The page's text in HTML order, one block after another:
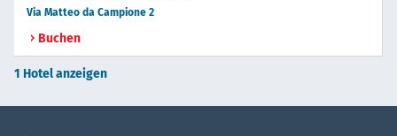
Via Matteo da Campione 2
Buchen
1 Hotel anzeigen